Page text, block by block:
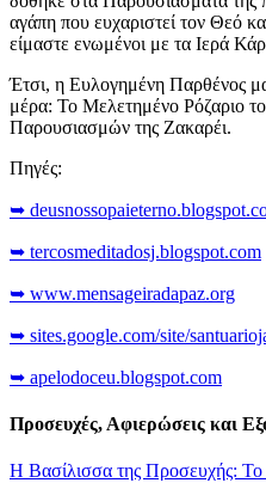
αγάπη που ευχαριστεί τον Θεό
είμαστε ενωμένοι με τα Ιερά
Έτσι, η Ευλογημένη Παρθένος
μέρα: Το Μελετημένο Ρόζαριο
Παρουσιασμών της Ζακαρέι.
Πηγές:
➥
➥ tercosmeditadosj.blogspot.com
➥ www.mensageiradapaz.org
➥ sites.google.com/site/
➥ apelodoceu.blogspot.com
Προσευχές, Αφιερώσεις και
Η Βασίλισσα της Προσευχής: Το